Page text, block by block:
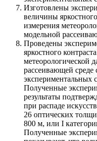
Изготовлены
величины
измерения
модельной
Проведены
яркостного
метеорологической
рассеивающей среде
Полученные
результаты
при распаде
26 оптических
800 м, или I
Полученные